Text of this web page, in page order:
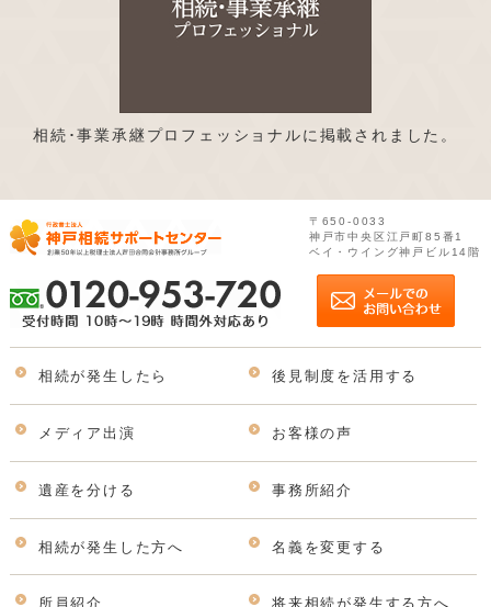
相続･事業承継プロフェッショナルに掲載されました。
〒650-0033
神戸市中央区江戸町85番1
ベイ・ウイング神戸ビル14階
相続が発生したら 後見制度を活用する
メディア出演 お客様の声
遺産を分ける 事務所紹介
相続が発生した方へ 名義を変更する
所員紹介 将来相続が発生する方へ